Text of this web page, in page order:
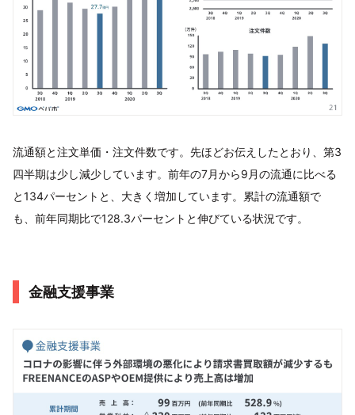
流通額と注文単価・注文件数です。先ほどお伝えしたとおり、第3
四半期は少し減少しています。前年の7月から9月の流通に比べる
と134パーセントと、大きく増加しています。累計の流通額で
も、前年同期比で128.3パーセントと伸びている状況です。
金融支援事業